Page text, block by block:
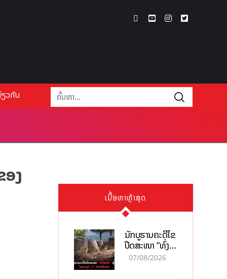
ວກັບ
ອງ
ເນື້ອຫາຫຼ້າສຸດ
ນັກບູຮານຄະດີໄຂ
ປິດສະໜາ “ທົ່ງ
ໄຫຫີນ” ຫຼັງພົບ
07/08/2026